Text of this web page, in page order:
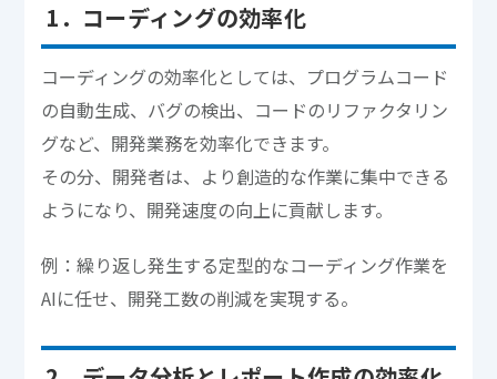
1．コーディングの効率化
コーディングの効率化としては、プログラムコード
の自動生成、バグの検出、コードのリファクタリン
グなど、開発業務を効率化できます。
その分、開発者は、より創造的な作業に集中できる
ようになり、開発速度の向上に貢献します。
例：繰り返し発生する定型的なコーディング作業を
AIに任せ、開発工数の削減を実現する。